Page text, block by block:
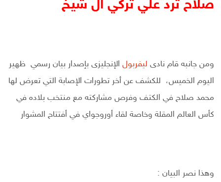
صلاح ترد علي تركي ال شيخ
ومن جانبه قام نادى ليفربول الإنجليزى بإصدار بيان رسمي ظهير
اليوم الخميس، للكشف عن أخر تطورات الإصابة التي تعرض لها
محمد صلاح في الكتف وفرص مشاركته مع منتخب بلاده في
كأس العالم المقلة وخاصة لقاء أوروجواي في أفتتاح المشوار
وهذا نصر البيان :